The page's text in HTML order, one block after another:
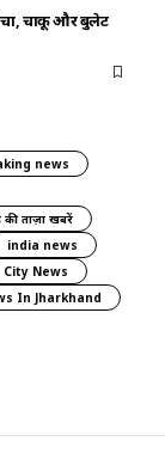
चाकू और बुलेट
news
ताज़ा खबरें
india news
City News
In Jharkhand